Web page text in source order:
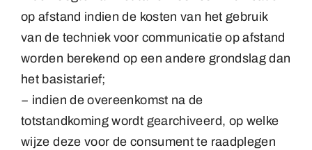
op afstand indien de kosten van het gebruik
van de techniek voor communicatie op afstand
worden berekend op een andere grondslag dan
het basistarief;
− indien de overeenkomst na de
totstandkoming wordt gearchiveerd, op welke
wijze deze voor de consument te raadplegen